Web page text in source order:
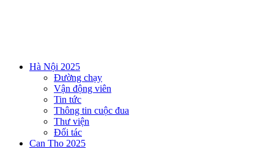
Hà Nội 2025
Đường chạy
Vận động viên
Tin tức
Thông tin cuộc đua
Thư viện
Đối tác
Can Tho 2025